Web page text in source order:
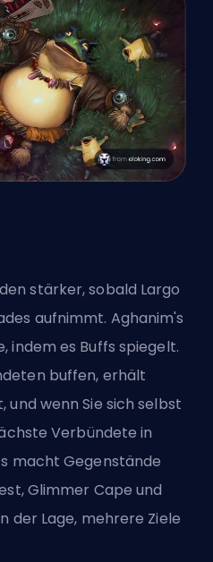
stärker, sobald Largo
aufnimmt. Aghanim's
indem es Buffs spiegelt.
buffen, erhält
und wenn Sie sich selbst
Verbündete in
macht Gegenstände
Glimmer Cape und
der Lage, mehrere Ziele